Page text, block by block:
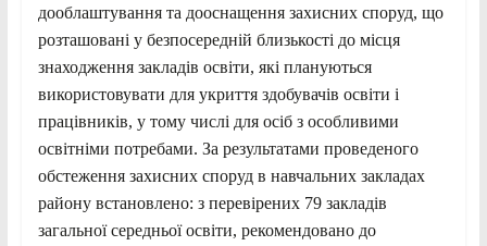
дооблаштування та дооснащення захисних споруд, що
розташовані у безпосередній близькості до місця
знаходження закладів освіти, які плануються
використовувати для укриття здобувачів освіти і
працівників, у тому числі для осіб з особливими
освітніми потребами. За результатами проведеного
обстеження захисних споруд в навчальних закладах
району встановлено: з перевірених 79 закладів
загальної середньої освіти, рекомендовано до